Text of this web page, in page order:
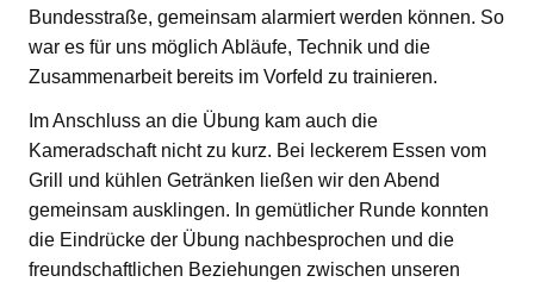
Bundesstraße, gemeinsam alarmiert werden können. So
war es für uns möglich Abläufe, Technik und die
Zusammenarbeit bereits im Vorfeld zu trainieren.
Im Anschluss an die Übung kam auch die
Kameradschaft nicht zu kurz. Bei leckerem Essen vom
Grill und kühlen Getränken ließen wir den Abend
gemeinsam ausklingen. In gemütlicher Runde konnten
die Eindrücke der Übung nachbesprochen und die
freundschaftlichen Beziehungen zwischen unseren